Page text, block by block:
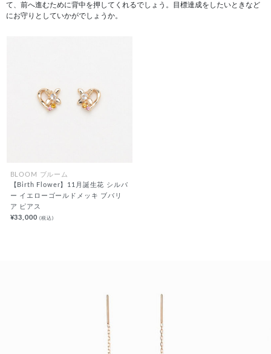
て、前へ進むために背中を押してくれるでしょう。目標達成をしたいときなど
にお守りとしていかがでしょうか。
BLOOM ブルーム
【Birth Flower】11月誕生花 シルバ
ー イエローゴールドメッキ ブバリ
ア ピアス
¥33,000(税込)